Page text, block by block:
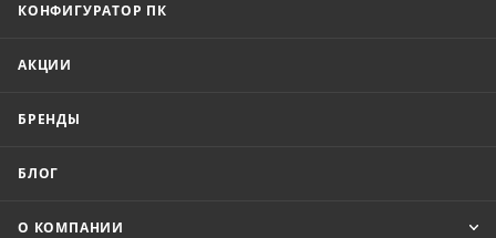
КОНФИГУРАТОР ПК
АКЦИИ
БРЕНДЫ
БЛОГ
О КОМПАНИИ